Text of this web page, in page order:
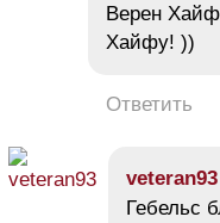
Верен
Хайфу! ))
Ответить
veteran93
Гебельс